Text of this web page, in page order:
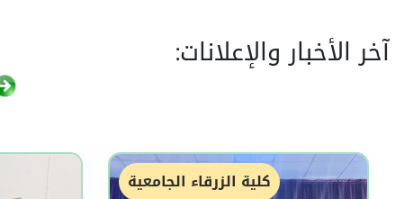
آخر الأخبار والإعلانات:
كلية الزرقاء الجامعية